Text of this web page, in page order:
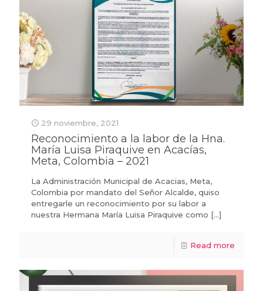
29 noviembre, 2021
Reconocimiento a la labor de la Hna.
María Luisa Piraquive en Acacías,
Meta, Colombia – 2021
La Administración Municipal de Acacias, Meta,
Colombia por mandato del Señor Alcalde, quiso
entregarle un reconocimiento por su labor a
nuestra Hermana María Luisa Piraquive como […]
Read more